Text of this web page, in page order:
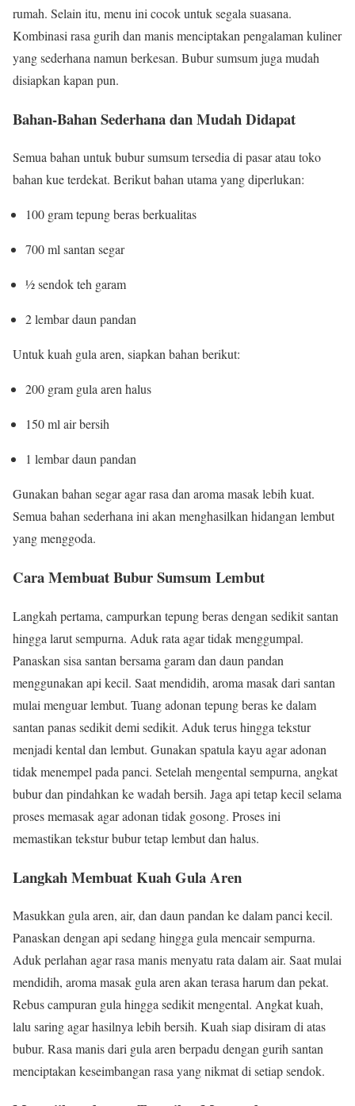
rumah. Selain itu, menu ini cocok untuk segala suasana.
Kombinasi rasa gurih dan manis menciptakan pengalaman kuliner
yang sederhana namun berkesan. Bubur sumsum juga mudah
disiapkan kapan pun.
Bahan-Bahan Sederhana dan Mudah Didapat
Semua bahan untuk bubur sumsum tersedia di pasar atau toko
bahan kue terdekat. Berikut bahan utama yang diperlukan:
100 gram tepung beras berkualitas
700 ml santan segar
½ sendok teh garam
2 lembar daun pandan
Untuk kuah gula aren, siapkan bahan berikut:
200 gram gula aren halus
150 ml air bersih
1 lembar daun pandan
Gunakan bahan segar agar rasa dan aroma masak lebih kuat.
Semua bahan sederhana ini akan menghasilkan hidangan lembut
yang menggoda.
Cara Membuat Bubur Sumsum Lembut
Langkah pertama, campurkan tepung beras dengan sedikit santan
hingga larut sempurna. Aduk rata agar tidak menggumpal.
Panaskan sisa santan bersama garam dan daun pandan
menggunakan api kecil. Saat mendidih, aroma masak dari santan
mulai menguar lembut. Tuang adonan tepung beras ke dalam
santan panas sedikit demi sedikit. Aduk terus hingga tekstur
menjadi kental dan lembut. Gunakan spatula kayu agar adonan
tidak menempel pada panci. Setelah mengental sempurna, angkat
bubur dan pindahkan ke wadah bersih. Jaga api tetap kecil selama
proses memasak agar adonan tidak gosong. Proses ini
memastikan tekstur bubur tetap lembut dan halus.
Langkah Membuat Kuah Gula Aren
Masukkan gula aren, air, dan daun pandan ke dalam panci kecil.
Panaskan dengan api sedang hingga gula mencair sempurna.
Aduk perlahan agar rasa manis menyatu rata dalam air. Saat mulai
mendidih, aroma masak gula aren akan terasa harum dan pekat.
Rebus campuran gula hingga sedikit mengental. Angkat kuah,
lalu saring agar hasilnya lebih bersih. Kuah siap disiram di atas
bubur. Rasa manis dari gula aren berpadu dengan gurih santan
menciptakan keseimbangan rasa yang nikmat di setiap sendok.